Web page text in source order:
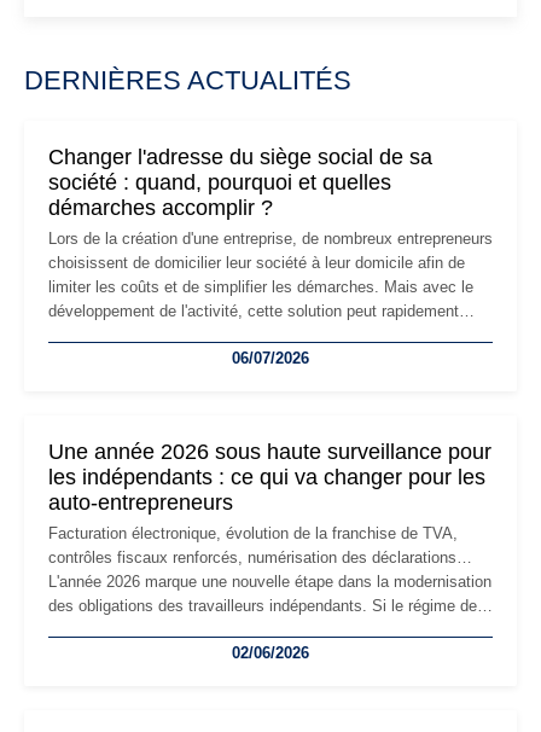
DERNIÈRES ACTUALITÉS
Changer l'adresse du siège social de sa
société : quand, pourquoi et quelles
démarches accomplir ?
Lors de la création d'une entreprise, de nombreux entrepreneurs
choisissent de domicilier leur société à leur domicile afin de
limiter les coûts et de simplifier les démarches. Mais avec le
développement de l'activité, cette solution peut rapidement
professionnels, recrutement, image de marque… Le
06/07/2026
Une année 2026 sous haute surveillance pour
les indépendants : ce qui va changer pour les
auto-entrepreneurs
Facturation électronique, évolution de la franchise de TVA,
contrôles fiscaux renforcés, numérisation des déclarations…
L'année 2026 marque une nouvelle étape dans la modernisation
des obligations des travailleurs indépendants. Si le régime de
les auto-entrepreneurs devront s'adapter à un environnement
02/06/2026